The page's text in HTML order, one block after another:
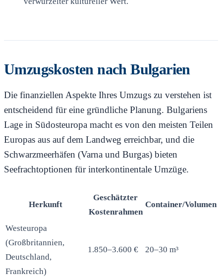
Umzugskosten nach Bulgarien
Die finanziellen Aspekte Ihres Umzugs zu verstehen ist
entscheidend für eine gründliche Planung. Bulgariens
Lage in Südosteuropa macht es von den meisten Teilen
Europas aus auf dem Landweg erreichbar, und die
Schwarzmeerhäfen (Varna und Burgas) bieten
Seefrachtoptionen für interkontinentale Umzüge.
Herkunft
Geschätzter
Kostenrahmen
Container/Volumen
Westeuropa
(Großbritannien,
Deutschland,
Frankreich)
1.850–3.600 € 20–30 m³